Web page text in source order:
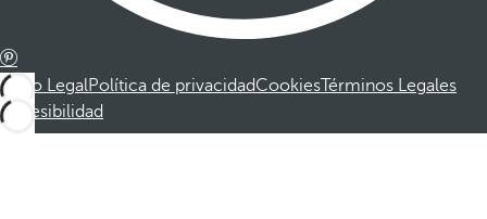
Aviso LegalPolítica de privacidadCookiesTérminos Legales
Accesibilidad